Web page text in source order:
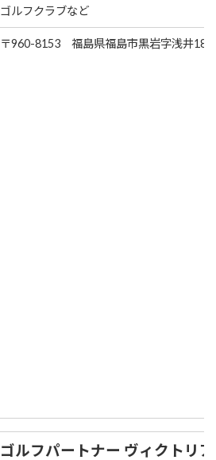
ゴルフクラブなど
〒960-8153 福島県福島市黒岩字浅井18
ゴルフパートナー ヴィクトリ